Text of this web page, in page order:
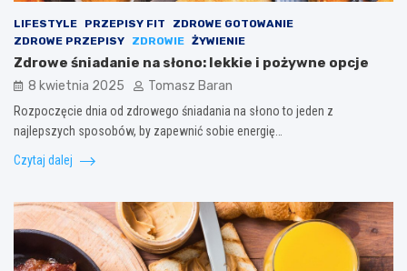
LIFESTYLE PRZEPISY FIT
ZDROWE GOTOWANIE
ZDROWE PRZEPISY
ZDROWIE ŻYWIENIE
Zdrowe śniadanie na słono: lekkie i pożywne opcje
8 kwietnia 2025 Tomasz Baran
Rozpoczęcie dnia od zdrowego śniadania na słono to jeden z
najlepszych sposobów, by zapewnić sobie energię…
Czytaj dalej